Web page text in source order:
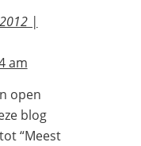
|
am
open
blog
“Meest